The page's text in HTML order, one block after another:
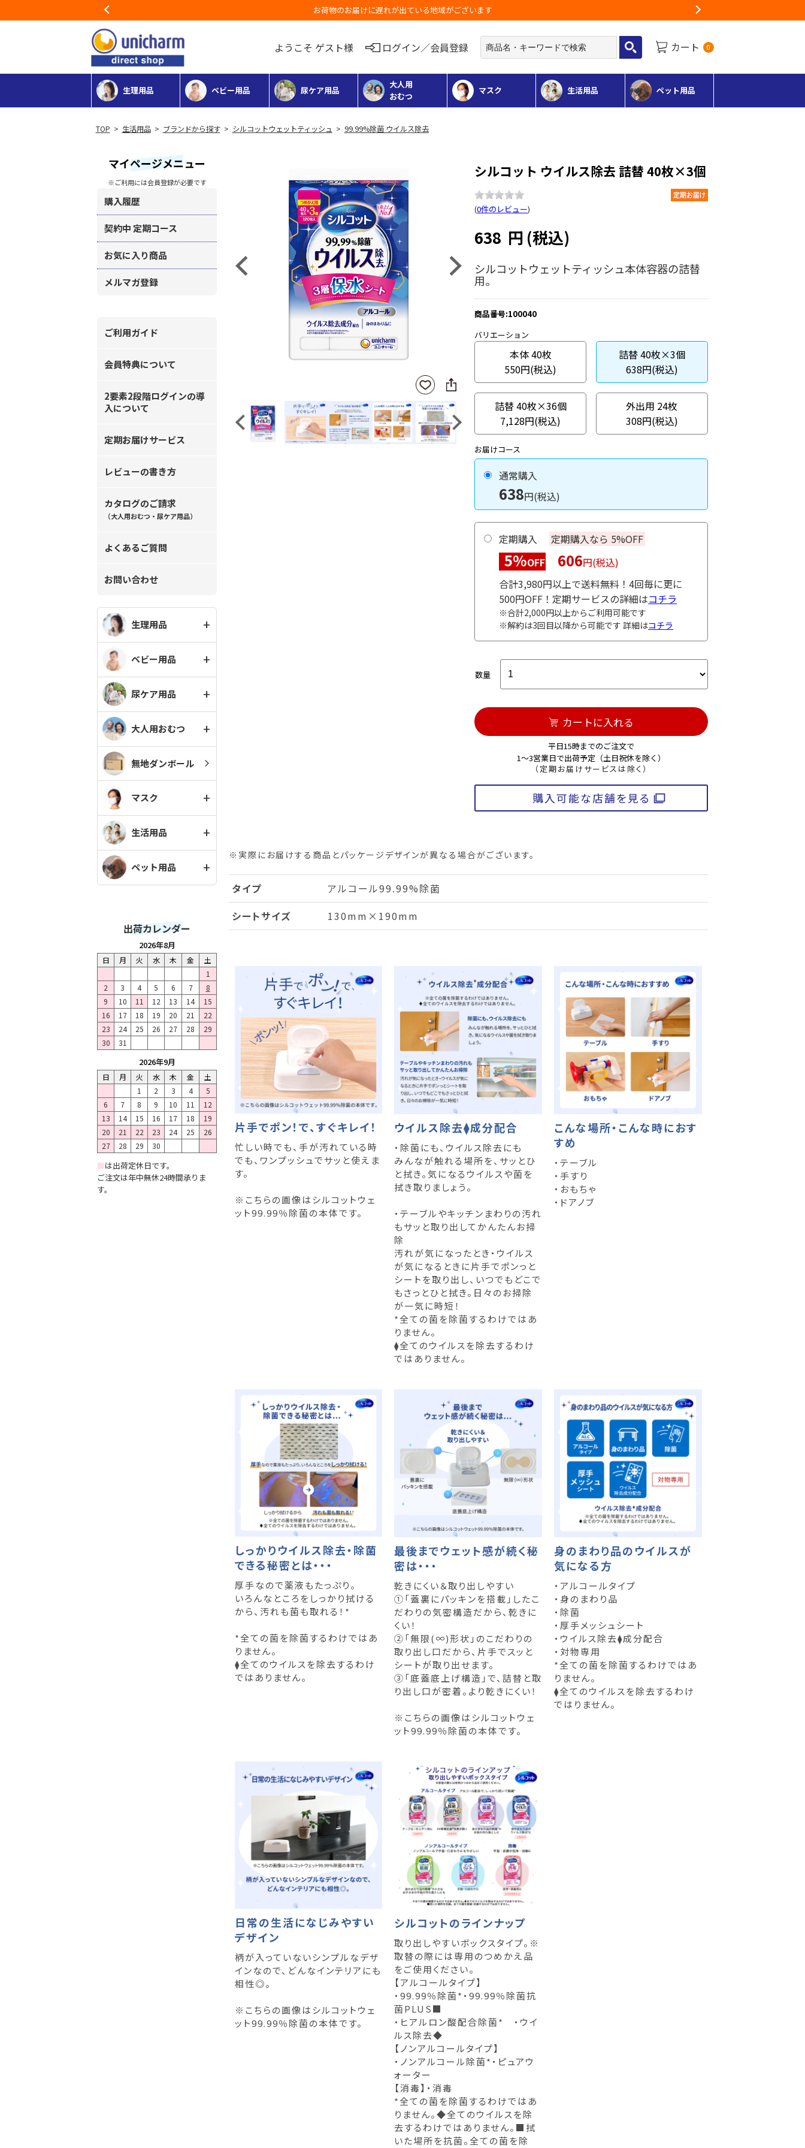
お荷物のお届けに遅れが出ている地域がございます
ようこそ ゲスト様 ログイン／会員登録 カート 0
生理用品 ベビー用品 尿ケア用品
大人用
おむつ
マスク 生活用品 ペット用品
> 生活用品> ブランドから探す> シルコットウェットティッシュ > 99.99%除菌 ウイルス除去
マイページメニュー
※ご利用には会員登録が必要です
購入履歴
契約中 定期コース
お気に入り商品
メルマガ登録
ご利用ガイド
会員特典について
2要素2段階ログインの導
入について
定期お届けサービス
レビューの書き方
カタログのご請求
（大人用おむつ・尿ケア用品）
よくあるご質問
お問い合わせ
生理用品
ベビー用品
尿ケア用品
大人用おむつ
無地ダンボール
マスク
生活用品
ペット用品
出荷カレンダー
2026年8月
日 月 火 水 木 金
土
1
2
3 4 5 6 7
8
9
10 11 12 13 14
15
16
17 18 19 20 21
22
23
24 25 26 27 28
29
30
31
2026年9月
日 月 火 水 木 金
土
1
2 3 4
5
6
7 8 9 10 11
12
13
14 15 16 17 18
19
20
21 22 23 24 25
26
27
28 29 30
■は出荷定休日です。
ご注文は年中無休24時間承りま
す。
Previous Next
お気
に入
登録
SNS
に
ェ
ア
Previous Next
シルコット ウイルス除去 詰替 40枚×3個
(0件のレビュー)
638 円 (税込)
シルコットウェットティッシュ本体容器の詰替
用。
商品番号:100040
バリエーション
本体 40枚
550円(税込)
詰替 40枚×3個
638円(税込)
詰替 40枚×36個
7,128円(税込)
外出用 24枚
308円(税込)
お届けコース
通常購入
638円(税込)
定期購入 定期購入なら 5%OFF
5%OFF 606円(税込)
合計3,980円以上で送料無料！4回毎に更に
500円OFF！定期サービスの詳細はコチラ
※合計2,000円以上からご利用可能です
※解約は3回目以降から可能です 詳細はコチラ
数量
カートに入れる
平日15時までのご注文で
1～3営業日で出荷予定（土日祝休を除く）
（定期お届けサービスは除く）
購入可能な店舗を見る
※実際にお届けする商品とパッケージデザインが異なる場合がございます。
タイプ
アルコール99.99%除菌
シートサイズ
130mm×190mm
片手でポン！で、すぐキレイ！
忙しい時でも、手が汚れている時
でも、ワンプッシュでサッと使えま
す。
※こちらの画像はシルコットウェ
ット99.99％除菌の本体です。
ウイルス除去⧫成分配合
・除菌にも、ウイルス除去にも
みんなが触れる場所を、サッとひ
と拭き。気になるウイルスや菌を
拭き取りましょう。
・テーブルやキッチンまわりの汚れ
もサッと取り出してかんたんお掃
除
汚れが気になったとき・ウイルス
が気になるときに片手でポンっと
シートを取り出し、いつでもどこで
もさっとひと拭き。日々のお掃除
が一気に時短！
*全ての菌を除菌するわけではあ
りません。
⧫全てのウイルスを除去するわけ
ではありません。
こんな場所・こんな時におす
すめ
・テーブル
・手すり
・おもちゃ
・ドアノブ
しっかりウイルス除去・除菌
できる秘密とは・・・
厚手なので薬液もたっぷり。
いろんなところをしっかり拭ける
から、汚れも菌も取れる！*
*全ての菌を除菌するわけではあ
りません。
⧫全てのウイルスを除去するわけ
ではありません。
最後までウェット感が続く秘
密は・・・
乾きにくい＆取り出しやすい
①「蓋裏にパッキンを搭載」したこ
だわりの気密構造だから、乾きに
くい！
②「無限(∞)形状」のこだわりの
取り出し口だから、片手でスッと
シートが取り出せます。
③「底蓋底上げ構造」で、詰替と取
り出し口が密着。より乾きにくい！
※こちらの画像はシルコットウェ
ット99.99％除菌の本体です。
身のまわり品のウイルスが
気になる方
・アルコールタイプ
・身のまわり品
・除菌
・厚手メッシュシート
・ウイルス除去⧫成分配合
・対物専用
*全ての菌を除菌するわけではあ
りません。
⧫全てのウイルスを除去するわけ
ではりません。
日常の生活になじみやすい
デザイン
柄が入っていないシンプルなデザ
インなので、どんなインテリアにも
相性◎。
※こちらの画像はシルコットウェ
ット99.99％除菌の本体です。
シルコットのラインナップ
取り出しやすいボックスタイプ。※
取替の際には専用のつめかえ品
をご使用ください。
【アルコールタイプ】
・99.99％除菌*・99.99％除菌抗
菌PLUS■
・ヒアルロン酸配合除菌* ・ウイ
ルス除去◆
【ノンアルコールタイプ】
・ノンアルコール除菌*・ピュアウ
ォーター
【消毒】・消毒
*全ての菌を除菌するわけではあ
りません。◆全てのウイルスを除
去するわけではありません。■拭
いた場所を抗菌。全ての菌を除